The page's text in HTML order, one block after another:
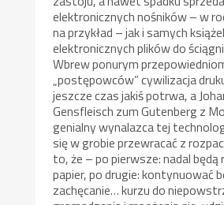
elektronicznych nośników – w
na przykład – jak i samych
elektronicznych plików do
Wbrew ponurym
„postępowców” cywilizacja
jeszcze czas jakiś potrwa, a
Gensfleisch zum Gutenberg z
genialny wynalazca tej
się w grobie przewracać z
to, że – po pierwsze: nadal będą
papier, po drugie: kontynuować
zachęcanie… kurzu do